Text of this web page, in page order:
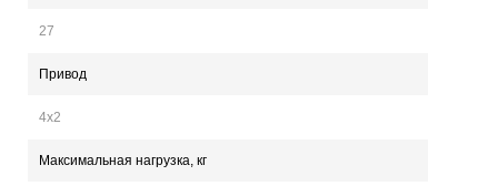
27
Привод
4х2
Максимальная нагрузка, кг